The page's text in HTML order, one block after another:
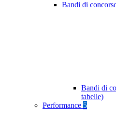
Bandi di
Bandi di
tabelle)
Performance 5